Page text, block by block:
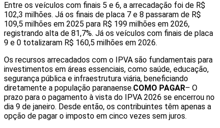
Entre os veículos com finais 5 e 6, a arrecadação foi de R$
102,3 milhões. Já os finais de placa 7 e 8 passaram de R$
109,5 milhões em 2025 para R$ 199 milhões em 2026,
registrando alta de 81,7%. Já os veículos com finais de placa
9 e 0 totalizaram R$ 160,5 milhões em 2026.
Os recursos arrecadados com o IPVA são fundamentais para
investimentos em áreas essenciais, como saúde, educação,
segurança pública e infraestrutura viária, beneficiando
diretamente a população paranaense.COMO PAGAR– O
prazo para o pagamento à vista do IPVA 2026 se encerrou no
dia 9 de janeiro. Desde então, os contribuintes têm apenas a
opção de pagar o imposto em cinco vezes sem juros.